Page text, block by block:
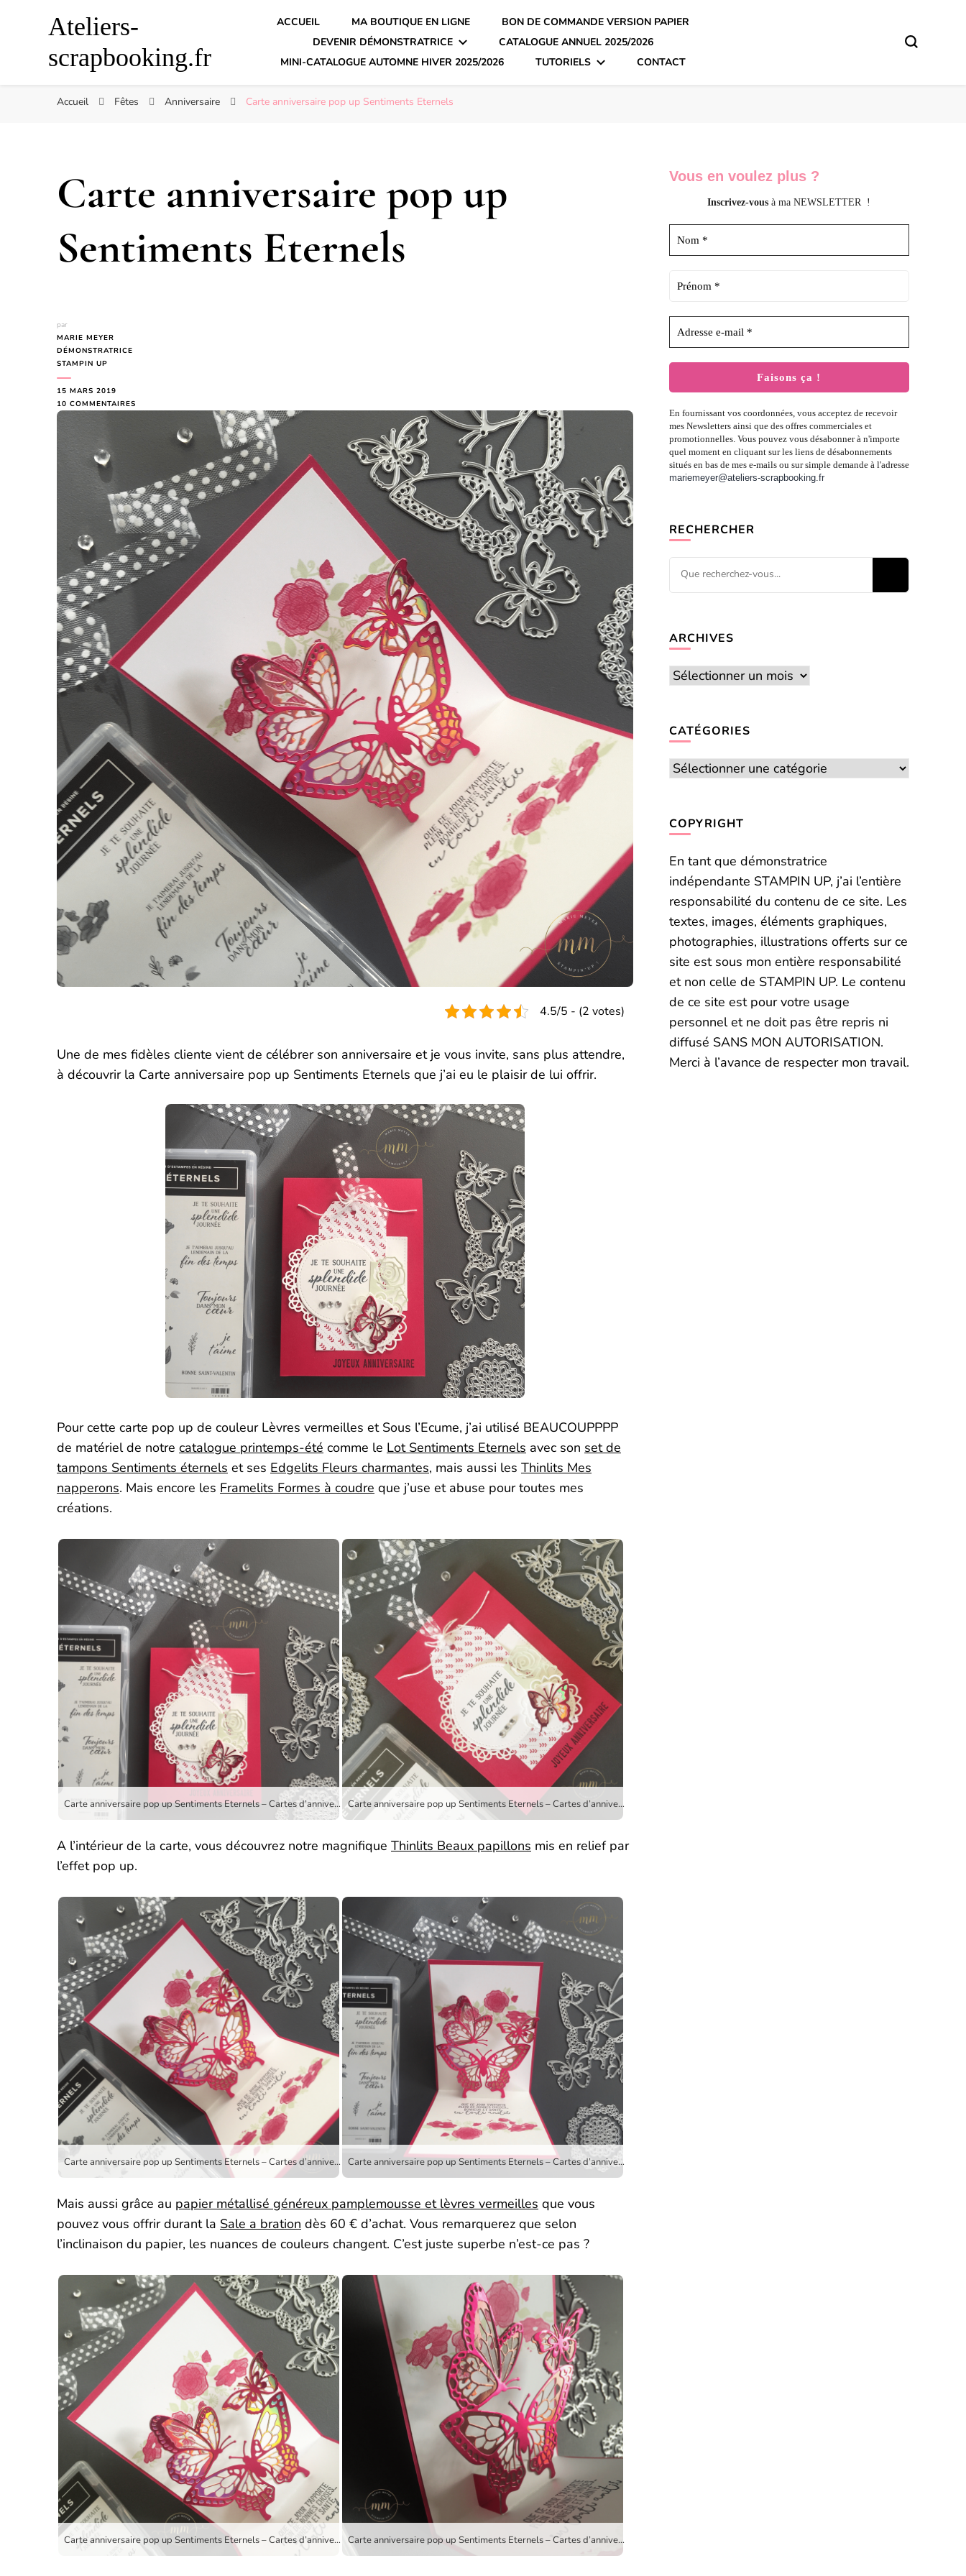
Ateliers-
scrapbooking.fr
ACCUEIL MA BOUTIQUE EN LIGNE
BON DE COMMANDE VERSION PAPIER
DEVENIR DÉMONSTRATRICE
CATALOGUE ANNUEL 2025/2026
MINI-CATALOGUE AUTOMNE HIVER 2025/2026
TUTORIELS CONTACT
Accueil Fêtes Anniversaire Carte anniversaire pop up Sentiments Eternels
Carte anniversaire pop up
Sentiments Eternels
par
MARIE MEYER
DÉMONSTRATRICE
STAMPIN UP
15 MARS 2019
10 COMMENTAIRES
ANNIVERSAIRE
ETERNELS
4.5/5 - (2 votes)
Une de mes fidèles cliente vient de célébrer son anniversaire et je vous invite, sans plus attendre,
à découvrir la Carte anniversaire pop up Sentiments Eternels que j’ai eu le plaisir de lui offrir.
Pour cette carte pop up de couleur Lèvres vermeilles et Sous l’Ecume, j’ai utilisé BEAUCOUPPPP
de matériel de notre catalogue printemps-été comme le Lot Sentiments Eternels avec son set de
tampons Sentiments éternels et ses Edgelits Fleurs charmantes, mais aussi les Thinlits Mes
napperons. Mais encore les Framelits Formes à coudre que j’use et abuse pour toutes mes
créations.
Carte anniversaire pop up Sentiments Eternels – Cartes d’anniversaire, Cartes pop up, Edgelits Fleurs charmantes, Framelits Formes à coudre, Papier Design De tout mon coeur, Set de tampons Célébrations Spéciales, Set de tampons Sentiments Eternels, Set de tampons Tout petits anniversaire, Stampin up, Thinlits Beaux papillons, Thinlits Mes napperons par Marie Meyer Stampin’up – http://ateliers-scrapbooking.fr Carte anniversaire pop up Sentiments Eternels – Cartes d’anniversaire, Cartes pop up, Edgelits Fleurs charmantes, Framelits Formes à coudre, Papier Design De tout mon coeur, Set de tampons Célébrations Spéciales, Set de tampons Sentiments Eternels, Set de tampons Tout petits anniversaire, Stampin up, Thinlits Beaux papillons, Thinlits Mes napperons par Marie Meyer Stampin’up – http://ateliers-scrapbooking.fr
A l’intérieur de la carte, vous découvrez notre magnifique Thinlits Beaux papillons mis en relief par
l’effet pop up.
Carte anniversaire pop up Sentiments Eternels – Cartes d’anniversaire, Cartes pop up, Edgelits Fleurs charmantes, Framelits Formes à coudre, Papier Design De tout mon coeur, Set de tampons Célébrations Spéciales, Set de tampons Sentiments Eternels, Set de tampons Tout petits anniversaire, Stampin up, Thinlits Beaux papillons, Thinlits Mes napperons par Marie Meyer Stampin’up – http://ateliers-scrapbooking.fr Carte anniversaire pop up Sentiments Eternels – Cartes d’anniversaire, Cartes pop up, Edgelits Fleurs charmantes, Framelits Formes à coudre, Papier Design De tout mon coeur, Set de tampons Célébrations Spéciales, Set de tampons Sentiments Eternels, Set de tampons Tout petits anniversaire, Stampin up, Thinlits Beaux papillons, Thinlits Mes napperons par Marie Meyer Stampin’up – http://ateliers-scrapbooking.fr
Mais aussi grâce au papier métallisé généreux pamplemousse et lèvres vermeilles que vous
pouvez vous offrir durant la Sale a bration dès 60 € d’achat. Vous remarquerez que selon
l’inclinaison du papier, les nuances de couleurs changent. C’est juste superbe n’est-ce pas ?
Carte anniversaire pop up Sentiments Eternels – Cartes d’anniversaire, Cartes pop up, Edgelits Fleurs charmantes, Framelits Formes à coudre, Papier Design De tout mon coeur, Set de tampons Célébrations Spéciales, Set de tampons Sentiments Eternels, Set de tampons Tout petits anniversaire, Stampin up, Thinlits Beaux papillons, Thinlits Mes napperons par Marie Meyer Stampin’up – http://ateliers-scrapbooking.fr Carte anniversaire pop up Sentiments Eternels – Cartes d’anniversaire, Cartes pop up, Edgelits Fleurs charmantes, Framelits Formes à coudre, Papier Design De tout mon coeur, Set de tampons Célébrations Spéciales, Set de tampons Sentiments Eternels, Set de tampons Tout petits anniversaire, Stampin up, Thinlits Beaux papillons, Thinlits Mes napperons par Marie Meyer Stampin’up – http://ateliers-scrapbooking.fr
Vous en voulez plus ?
Inscrivez-vous à ma NEWSLETTER !
En fournissant vos coordonnées, vous acceptez de recevoir
mes Newsletters ainsi que des offres commerciales et
promotionnelles. Vous pouvez vous désabonner à n'importe
quel moment en cliquant sur les liens de désabonnements
situés en bas de mes e-mails ou sur simple demande à l'adresse
mariemeyer@ateliers-scrapbooking.fr
RECHERCHER
Vous
recherchiez
ARCHIVES
Archives
CATÉGORIES
Catégories
COPYRIGHT
En tant que démonstratrice
indépendante STAMPIN UP, j’ai l’entière
responsabilité du contenu de ce site. Les
textes, images, éléments graphiques,
photographies, illustrations offerts sur ce
site est sous mon entière responsabilité
et non celle de STAMPIN UP. Le contenu
de ce site est pour votre usage
personnel et ne doit pas être repris ni
diffusé SANS MON AUTORISATION.
Merci à l’avance de respecter mon travail.